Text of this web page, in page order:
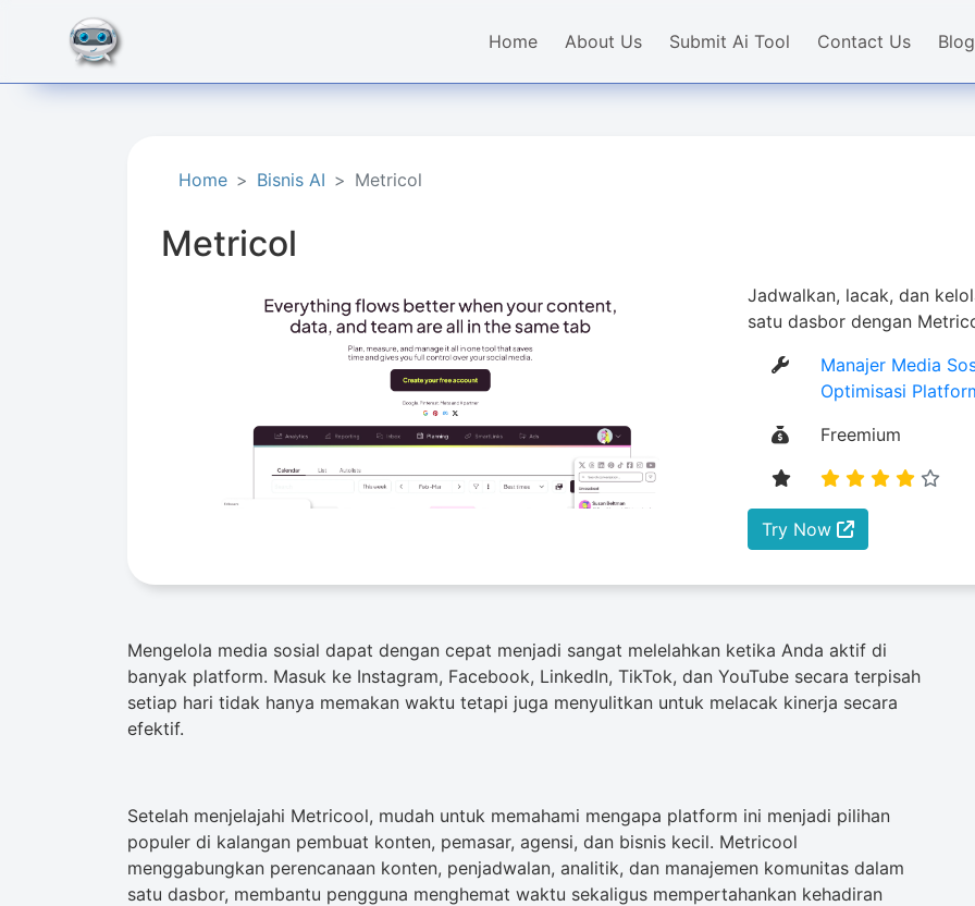
Home About Us Submit Ai Tool Contact Us Blog
Home Bisnis AI Metricol
Metricol
Jadwalkan, lacak, dan
satu dasbor dengan
Manajer Media
Optimisasi
Freemium
Try Now
Mengelola media sosial dapat dengan cepat menjadi sangat melelahkan ketika Anda aktif di
banyak platform. Masuk ke Instagram, Facebook, LinkedIn, TikTok, dan YouTube secara terpisah
setiap hari tidak hanya memakan waktu tetapi juga menyulitkan untuk melacak kinerja secara
efektif.
Setelah menjelajahi Metricool, mudah untuk memahami mengapa platform ini menjadi pilihan
populer di kalangan pembuat konten, pemasar, agensi, dan bisnis kecil. Metricool
menggabungkan perencanaan konten, penjadwalan, analitik, dan manajemen komunitas dalam
satu dasbor, membantu pengguna menghemat waktu sekaligus mempertahankan kehadiran